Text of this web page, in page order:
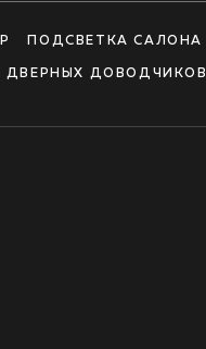
ПОДСВЕТКА САЛОНА
ДВЕРНЫХ ДОВОДЧИКОВ